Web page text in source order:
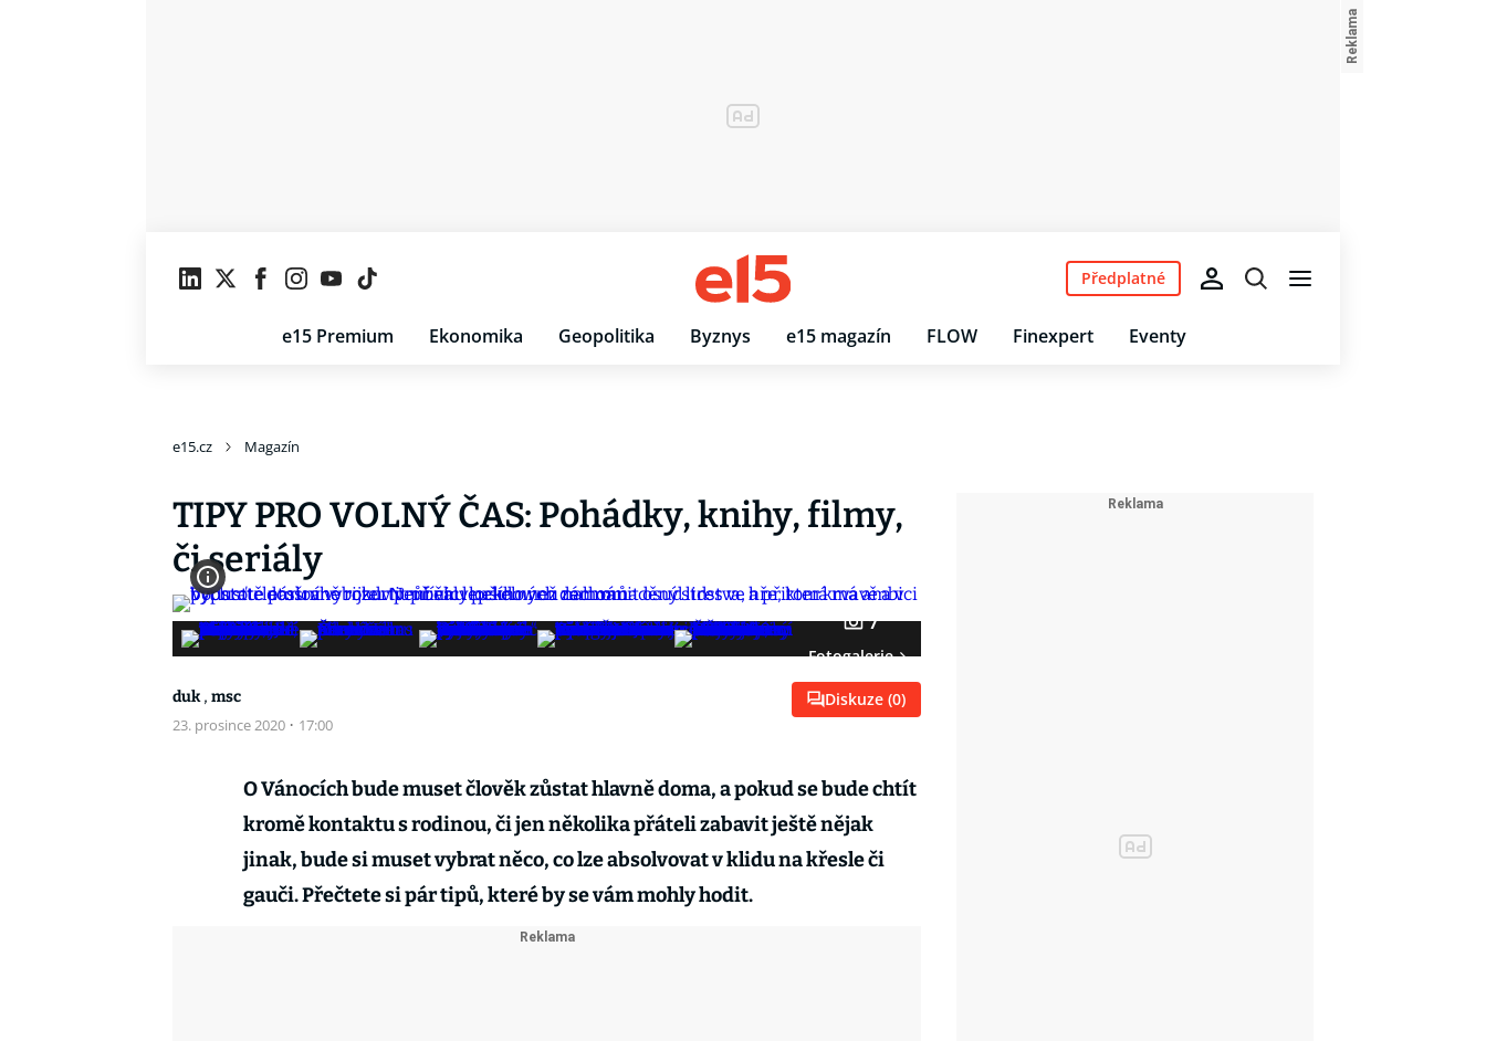
e15 Premium Ekonomika Geopolitika Byznys e15 magazín FLOW Finexpert Eventy
Předplatné
e15.cz Magazín
TIPY PRO VOLNÝ ČAS: Pohádky, knihy, filmy,
či seriály
7
Fotogalerie
duk, msc
23. prosince 2020 · 17:00
Diskuze (0)
O Vánocích bude muset člověk zůstat hlavně doma, a pokud se bude chtít
kromě kontaktu s rodinou, či jen několika přáteli zabavit ještě nějak
jinak, bude si muset vybrat něco, co lze absolvovat v klidu na křesle či
gauči. Přečtete si pár tipů, které by se vám mohly hodit.